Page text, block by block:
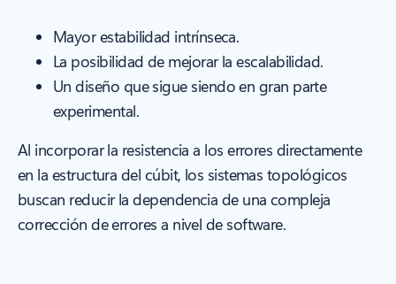
Mayor estabilidad intrínseca.
La posibilidad de mejorar la escalabilidad.
Un diseño que sigue siendo en gran parte
experimental.
Al incorporar la resistencia a los errores directamente
en la estructura del cúbit, los sistemas topológicos
buscan reducir la dependencia de una compleja
corrección de errores a nivel de software.